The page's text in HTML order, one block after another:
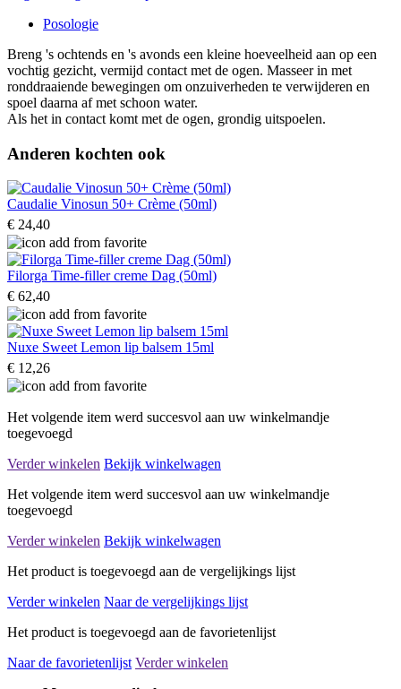
Posologie
Breng 's ochtends en 's avonds een kleine hoeveelheid aan op een
vochtig gezicht, vermijd contact met de ogen. Masseer in met
ronddraaiende bewegingen om onzuiverheden te verwijderen en
spoel daarna af met schoon water.
Als het in contact komt met de ogen, grondig uitspoelen.
Anderen kochten ook
Caudalie Vinosun 50+ Crème (50ml)
€ 24,40
Filorga Time-filler creme Dag (50ml)
€ 62,40
Nuxe Sweet Lemon lip balsem 15ml
€ 12,26
Het volgende item werd succesvol aan uw winkelmandje
toegevoegd
Verder winkelen Bekijk winkelwagen
Het volgende item werd succesvol aan uw winkelmandje
toegevoegd
Verder winkelen Bekijk winkelwagen
Het product is toegevoegd aan de vergelijkings lijst
Verder winkelen Naar de vergelijkings lijst
Het product is toegevoegd aan de favorietenlijst
Naar de favorietenlijst Verder winkelen